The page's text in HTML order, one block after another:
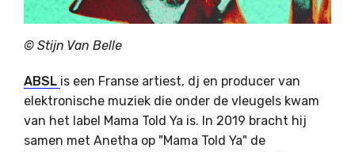
© Stijn Van Belle
ABSL is een Franse artiest, dj en producer van
elektronische muziek die onder de vleugels kwam
van het label Mama Told Ya is. In 2019 bracht hij
samen met Anetha op "Mama Told Ya" de